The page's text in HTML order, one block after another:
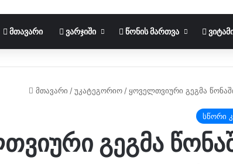
ᲛᲗᲐᲕᲐᲠᲘ ᲕᲐᲠᲯᲘᲨᲘ ᲬᲝᲜᲘᲡ ᲛᲐᲠᲗᲕᲐ
მთავარი /უკატეგორიო /ყოველთვიური გეგმა
სწორი
გეგმა